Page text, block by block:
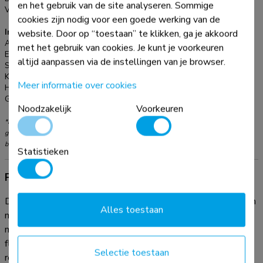
Verstellingstype:
Gasveer
Informatie
Artikelnummer:
DS70-250BL1
EAN:
Serie:
NEXT Slim
Kleur:
Hoofdmateriaal:
Aluminium
Garantie:
*NB. De vermelde inch-maten zijn slechts een indicatie, gecombineerd met het
gewicht en de VESA-maten. Het maximale gewicht en de VESA-maat zijn absolute
beperkingen voor de producten en dienen niet te worden overschreden.
Productinformatie
De Neomounts DS70-250BL1 NEXT Slim is een full motion
monitorarm ontworpen voor schermen tot 35" met een
maximaal draagvermogen van 9 kg en geschikt voor zowel
flat screens en curved displays. De veelzijdige kantel- (90°),
roteer- (360°) en zwenktechnologie (180°) maakt naadloze
en het gebruik van de site analyseren. Sommige
cookies zijn nodig voor een goede werking van de
website. Door op “toestaan” te klikken, ga je akkoord
met het gebruik van cookies. Je kunt je voorkeuren
altijd aanpassen via de instellingen van je browser.
Meer informatie over cookies
Noodzakelijk
Voorkeuren
Statistieken
Selectie toestaan
Alles toestaan